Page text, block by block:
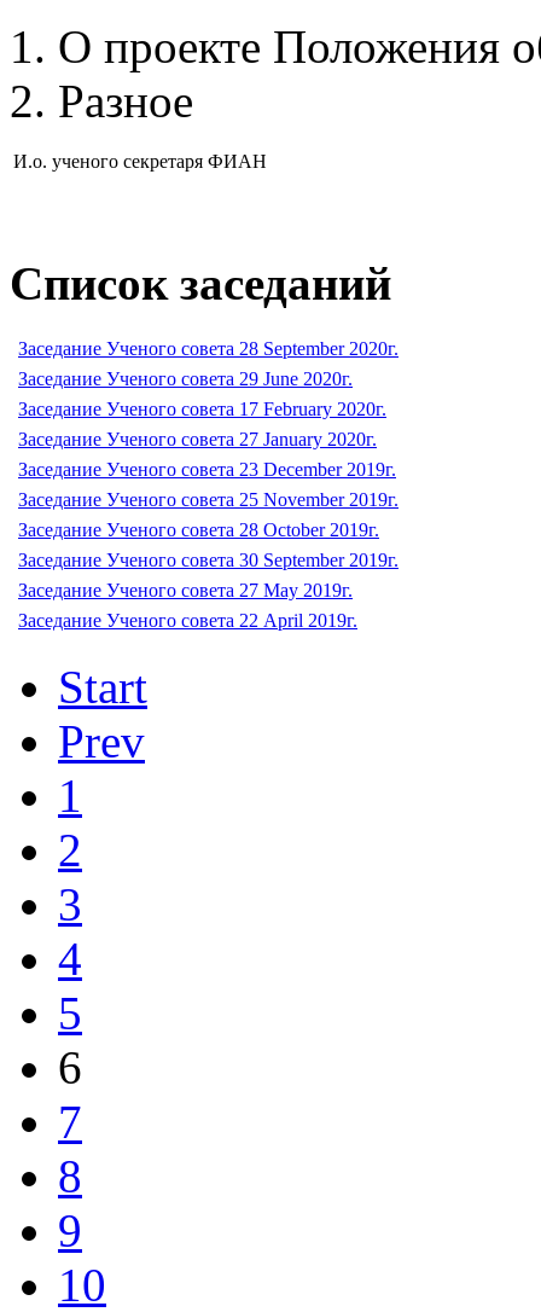
О проекте Положения
Разное
И.о. ученого секретаря ФИАН
Список заседаний
Заседание Ученого совета 28 September 2020г.
Заседание Ученого совета 29 June 2020г.
Заседание Ученого совета 17 February 2020г.
Заседание Ученого совета 27 January 2020г.
Заседание Ученого совета 23 December 2019г.
Заседание Ученого совета 25 November 2019г.
Заседание Ученого совета 28 October 2019г.
Заседание Ученого совета 30 September 2019г.
Заседание Ученого совета 27 May 2019г.
Заседание Ученого совета 22 April 2019г.
Start
Prev
1
2
3
4
5
6
7
8
9
10